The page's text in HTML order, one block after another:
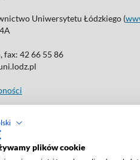
plików cookie
Uniwersytetu Łódzkiego (
fax: 42 66 55 86